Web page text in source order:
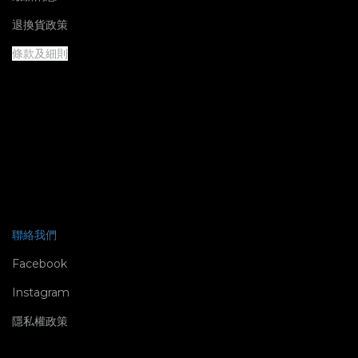
退換貨政策
條款及細則
聯絡我們
Facebook
Instagram
隱私權政策